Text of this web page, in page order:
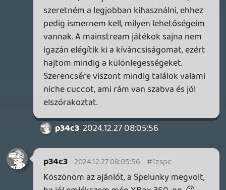
Köszi mégegyszer és szívesen küldenék
cserébe valami gamer/geek meglepit, ha
adsz elérhetőséget, privátban
megbeszéljük! Boldog karácsonyt.
ssj4vegita 2024.12.24 11:26:06 #1zsi0
Koszi szepen, Boldog Karit mindenkinek!
Vittem a Deathwinget és Moonscarst, igy
egy kis Metroidvania unnepi hangulatu
WH40k-val. 🙂
Köszi szépen, Boldog Karácsonyt nektek
is!
A Dredge-et vittem, hogy tudjak a